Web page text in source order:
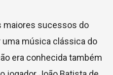
maiores sucessos do
música clássica do
era conhecida também